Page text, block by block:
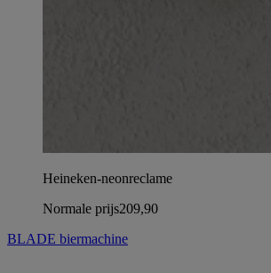
Heineken-neonreclame
Normale prijs209,90
BLADE biermachine